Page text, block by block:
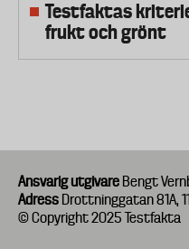
Testfaktas
frukt och grönt
Ansvarig utgivare Bengt
Adress Drottninggatan 81A,
© Copyright 2025 Testfakta